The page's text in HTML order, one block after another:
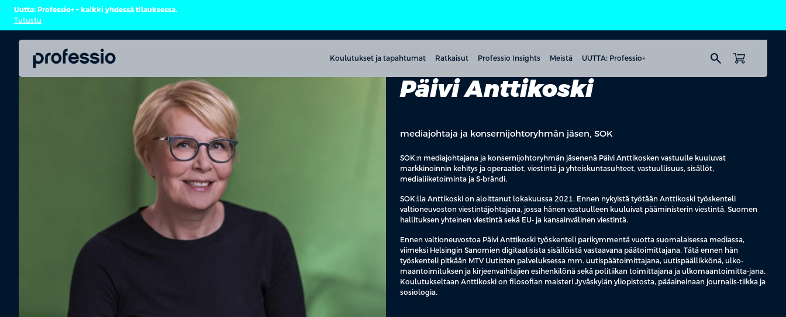
Uutta: Professio+ – kaikki yhdessä tilauksessa.
Tutustu
Koulutukset ja tapahtumat Ratkaisut Professio Insights Meistä UUTTA: Professio+ search
Päivi Anttikoski
mediajohtaja ja konsernijohtoryhmän jäsen, SOK
SOK:n mediajohtajana ja konsernijohtoryhmän jäsenenä Päivi Anttikosken vastuulle kuuluvat
markkinoinnin kehitys ja operaatiot, viestintä ja yhteiskuntasuhteet, vastuullisuus, sisällöt,
medialiiketoiminta ja S-brändi.
SOK:lla Anttikoski on aloittanut lokakuussa 2021. Ennen nykyistä työtään Anttikoski työskenteli
valtioneuvoston viestintäjohtajana, jossa hänen vastuulleen kuuluivat pääministerin viestintä, Suomen
hallituksen yhteinen viestintä sekä EU- ja kansainvälinen viestintä.
Ennen valtioneuvostoa Päivi Anttikoski työskenteli parikymmentä vuotta suomalaisessa mediassa,
viimeksi Helsingin Sanomien digitaalisista sisällöistä vastaavana päätoimittajana. Tätä ennen hän
työskenteli pitkään MTV Uutisten palveluksessa mm. uutispäätoimittajana, uutispäällikkönä, ulko-
maantoimituksen ja kirjeenvaihtajien esihenkilönä sekä politiikan toimittajana ja ulkomaantoimitta-jana.
Koulutukseltaan Anttikoski on filosofian maisteri Jyväskylän yliopistosta, pääaineinaan journalis-tiikka ja
sosiologia.